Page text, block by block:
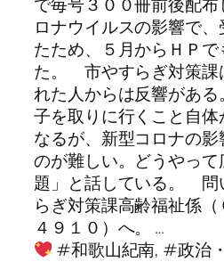
ロナウイルスの影響で
たため、５月からＨＰ
た。 市やすらぎ対策課
れた人からは反響があ
子を取りに行くこと自
なるが、新型コロナの
のが難しい。どうやっ
題」と話している。 問
らぎ対策課高齢福祉係（
４９１０）へ。 …
#和歌山紀南, #政治